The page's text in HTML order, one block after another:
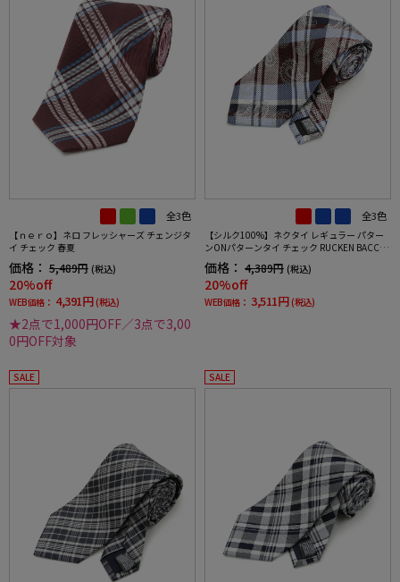
全3色
【ｎｅｒｏ】ネロ フレッシャーズ チェンジタ
イ チェック 春夏
価格： 5,489円 (税込)
20%off
WEB価格： 4,391円 (税込)
★2点で1,000円OFF／3点で3,00
0円OFF対象
全3色
【シルク100%】ネクタイ レギュラー パター
ンONパターンタイ チェック RUCKEN BACCHA
R
価格： 4,389円 (税込)
20%off
WEB価格： 3,511円 (税込)
SALE SALE